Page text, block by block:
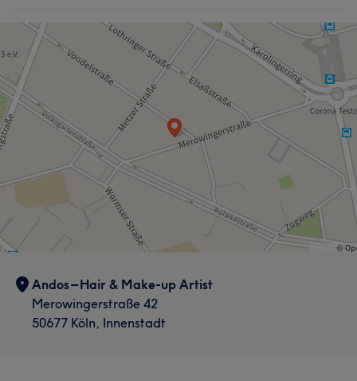
Andos – Hair & Make-up Artist
Merowingerstraße 42
50677 Köln, Innenstadt